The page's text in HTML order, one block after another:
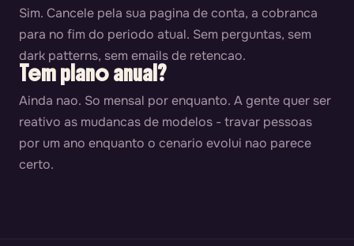
Sim. Cancele pela sua pagina de conta, a cobranca
para no fim do periodo atual. Sem perguntas, sem
dark patterns, sem emails de retencao.
Tem plano anual?
Ainda nao. So mensal por enquanto. A gente quer ser
reativo as mudancas de modelos - travar pessoas
por um ano enquanto o cenario evolui nao parece
certo.